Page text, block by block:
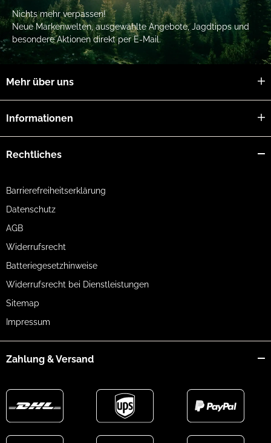
Nichts mehr verpassen!
Neue Markenwelten, ausgewählte Angebote, Jagdtipps und
besondere Aktionen direkt per E-Mail.
Mehr über uns
Informationen
Rechtliches
Barrierefreiheitserklärung
Datenschutz
AGB
Widerrufsrecht
Batteriegesetzhinweise
Widerrufsrecht bei Dienstleistungen
Sitemap
Impressum
Zahlung & Versand